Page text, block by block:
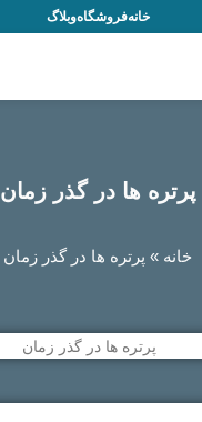
خانهفروشگاهوبلاگ
پرتره ها در گذر زمان
خانه » پرتره ها در گذر زمان